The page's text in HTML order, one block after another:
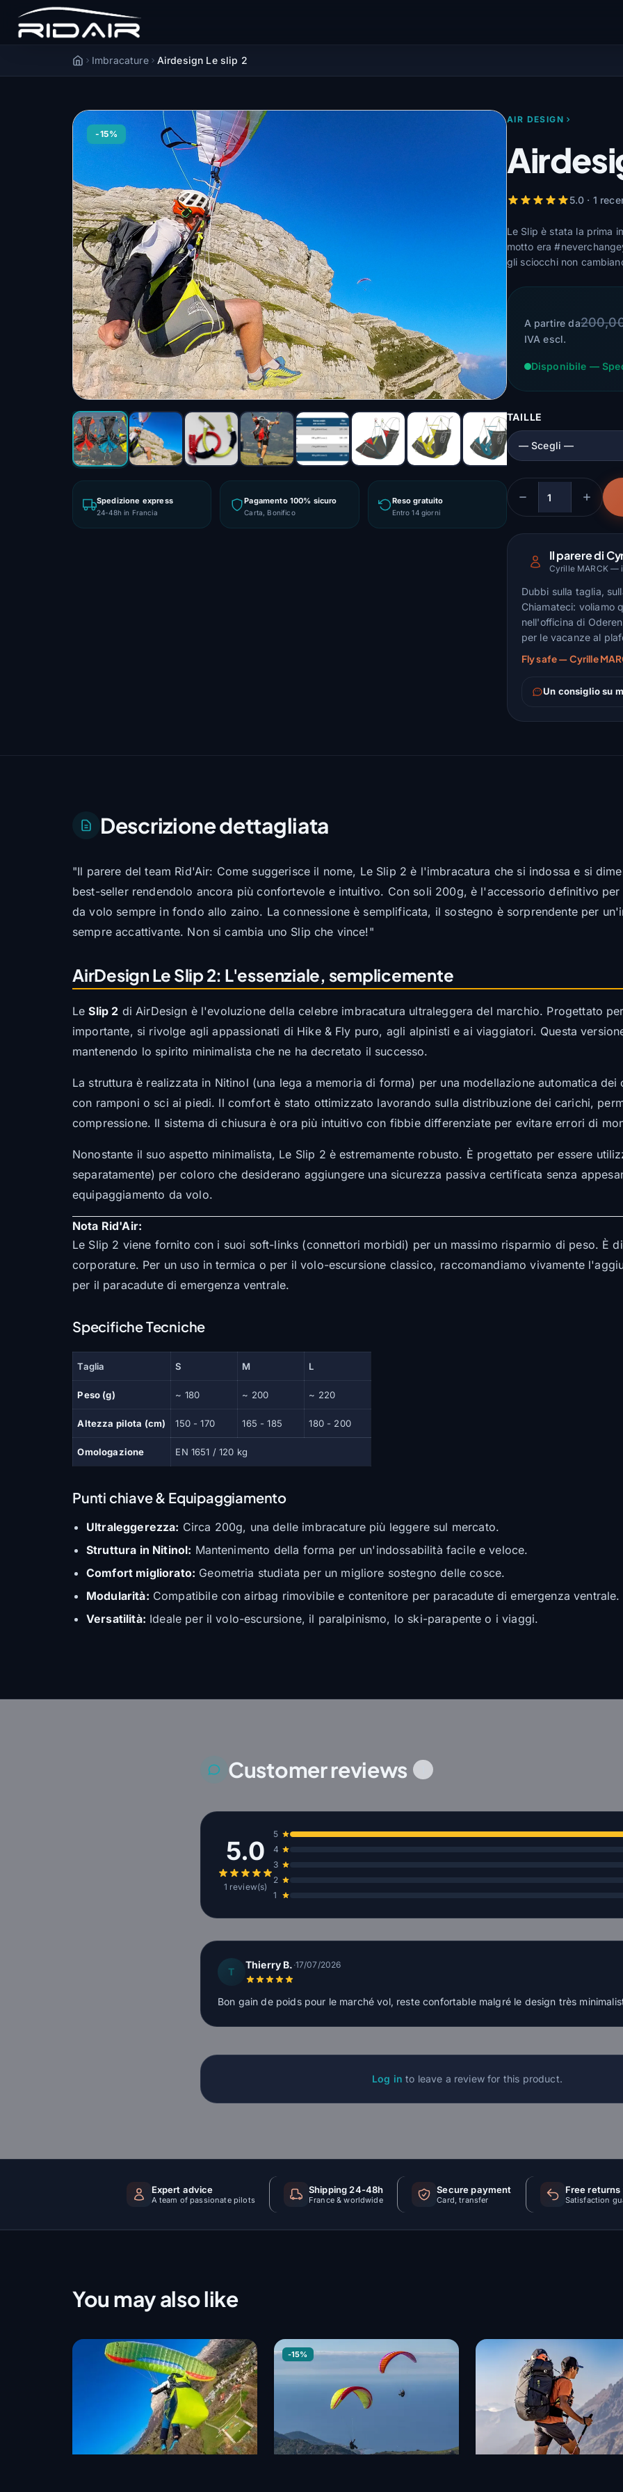
AccueilImbracature Airdesign Le slip 2
-15%
Spedizione express
24-48h in Francia
Pagamento 100% sicuro
Carta, Bonifico
Reso gratuito
Entro 14 giorni
AIR DESIGN
5.0 · 1
Le Slip è stata la prima
motto era
gli sciocchi non
A partire da
IVA escl.
Disponibile —
TAILLE
Quantità
Il parere di
Cyrille MARCK —
Dubbi sulla taglia,
Chiamateci: voliamo
nell'officina di
per le vacanze al
Fly safe — Cyrille
Un consiglio su
Descrizione dettagliata
"Il parere del team Rid'Air: Come suggerisce il nome, Le Slip 2 è l'imbracatura che si indossa e si
best-seller rendendolo ancora più confortevole e intuitivo. Con soli 200g, è l'accessorio definitivo
da volo sempre in fondo allo zaino. La connessione è semplificata, il sostegno è sorprendente per
sempre accattivante. Non si cambia uno Slip che vince!"
AirDesign Le Slip 2: L'essenziale, semplicemente
LeSlip 2 di AirDesign è l'evoluzione della celebre imbracatura ultraleggera del marchio. Progettato
importante, si rivolge agli appassionati di Hike & Fly puro, agli alpinisti e ai viaggiatori. Questa
mantenendo lo spirito minimalista che ne ha decretato il successo.
La struttura è realizzata in Nitinol (una lega a memoria di forma) per una modellazione automatica
con ramponi o sci ai piedi. Il comfort è stato ottimizzato lavorando sulla distribuzione dei carichi,
compressione. Il sistema di chiusura è ora più intuitivo con fibbie differenziate per evitare errori di
Nonostante il suo aspetto minimalista, Le Slip 2 è estremamente robusto. È progettato per essere
separatamente) per coloro che desiderano aggiungere una sicurezza passiva certificata senza
equipaggiamento da volo.
Nota Rid'Air:
Le Slip 2 viene fornito con i suoi soft-links (connettori morbidi) per un massimo risparmio di peso. È
corporature. Per un uso in termica o per il volo-escursione classico, raccomandiamo vivamente
per il paracadute di emergenza ventrale.
Specifiche Tecniche
Taglia S M L
Peso (g) ~ 180 ~ 200 ~ 220
Altezza pilota (cm) 150 - 170 165 - 185 180 - 200
Omologazione EN 1651 / 120 kg
Punti chiave & Equipaggiamento
Ultraleggerezza: Circa 200g, una delle imbracature più leggere sul mercato.
Struttura in Nitinol: Mantenimento della forma per un'indossabilità facile e veloce.
Comfort migliorato: Geometria studiata per un migliore sostegno delle cosce.
Modularità: Compatibile con airbag rimovibile e contenitore per paracadute di emergenza ventrale.
Versatilità: Ideale per il volo-escursione, il paralpinismo, lo ski-parapente o i viaggi.
Customer reviews
5.0
1 review(s)
5
4
3
2
1
T
Thierry B. ·17/07/2026
Bon gain de poids pour le marché vol, reste confortable malgré le design très
Log in to leave a review for this product.
Expert advice
A team of passionate pilots
Shipping 24-48h
France & worldwide
Secure payment
Card, transfer
Free returns
Satisfaction
You may also like
-15%